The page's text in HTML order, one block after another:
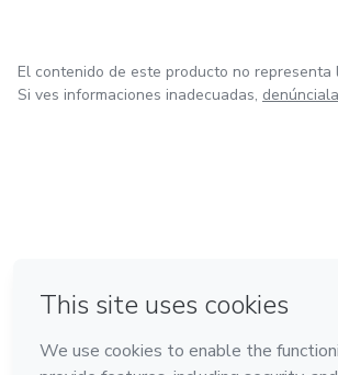
El contenido de este producto no representa
Si ves informaciones inadecuadas,
Hecho con❤ en Ciudad de México